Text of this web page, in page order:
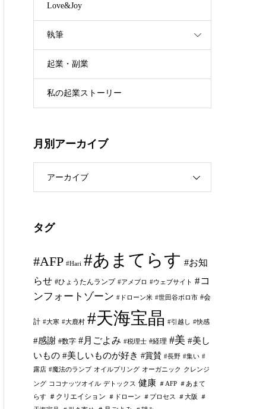
Love&Joy
執筆
起業・副業
私の起業ストーリー
月別アーカイブ
アーカイブ
タグ
#AFP #Hari #あまてらす #お知
らせ #ひょうたんランプ #アメブロ #ウェブサイト #コ
ンフォートゾーン #ドローン米 #世田谷ボロ市 #会
計 #大寒 #大鹿村 #天海宝晶 #引越し #快感
#感謝 #数字 #月ごよみ #税理士 #経理 #美 #美し
いもの #美しいものが好き #賞賛 #長野 #集い #
露店 #魔法のランプ オイルプリング オーガニック クレンジ
ング ココナッツオイル デトックス 健康 ＃AFP ＃あまて
らす
＃クリエイション ＃ドローン ＃プロセス ＃大阪
＃